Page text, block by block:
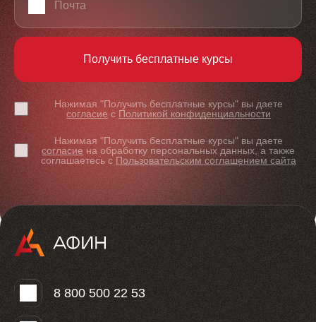
Получить бесплатные курсы
Нажимая "Получить бесплатные курсы" вы даете
согласие с Политикой конфиденциальности
Нажимая "Получить бесплатные курсы" вы даете
согласие на обработку персональных данных, а также
соглашаетесь с Пользовательским соглашением сайта
8 800 500 22 53